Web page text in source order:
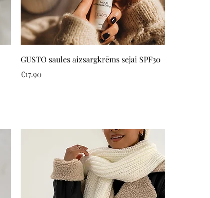
Quick View
GUSTO saules aizsargkrēms sejai SPF30
Price
€17.90